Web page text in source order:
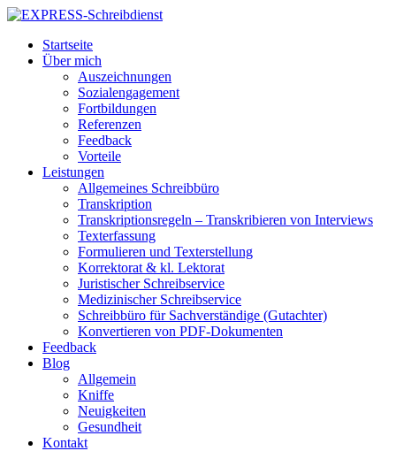
Startseite
Über mich
Auszeichnungen
Sozialengagement
Fortbildungen
Referenzen
Feedback
Vorteile
Leistungen
Allgemeines Schreibbüro
Transkription
Transkriptionsregeln – Transkribieren von Interviews
Texterfassung
Formulieren und Texterstellung
Korrektorat & kl. Lektorat
Juristischer Schreibservice
Medizinischer Schreibservice
Schreibbüro für Sachverständige (Gutachter)
Konvertieren von PDF-Dokumenten
Feedback
Blog
Allgemein
Kniffe
Neuigkeiten
Gesundheit
Kontakt